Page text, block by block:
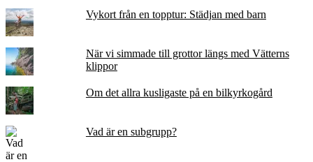
Vykort från en topptur: Städjan med barn
När vi simmade till grottor längs med Vätterns
klippor
Om det allra kusligaste på en bilkyrkogård
Vad är en subgrupp?